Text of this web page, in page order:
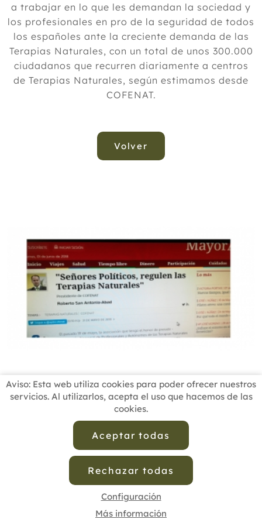
a trabajar en lo que les demandan la sociedad y
los profesionales en pro de la seguridad de todos
los españoles ante la creciente demanda de las
Terapias Naturales, con un total de unos 300.000
ciudadanos que recurren diariamente a centros
de Terapias Naturales, según estimamos desde
COFENAT.
Volver
Aviso: Esta web utiliza cookies para poder ofrecer nuestros
servicios. Al utilizarlos, acepta el uso que hacemos de las
cookies.
Aceptar todas
Rechazar todas
Configuración
Más información
BUSCADOR PROFESIONALES
ESCUELAS RECOMENDADAS
CONTACTO
Política de Privacidad de Datos
Política de Calidad
Política de Cookies
Configuración de Cookies
© 2025 - Diseño y programación por